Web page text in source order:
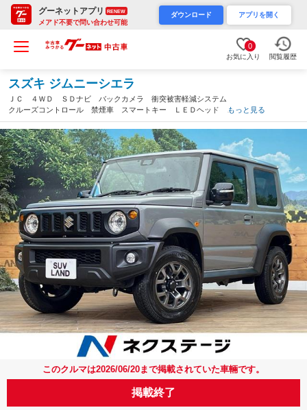
グーネットアプリ RENEW
メアド不要で問い合わせ可能
ダウンロード アプリを開く
0
お気に入り 閲覧履歴
スズキ ジムニーシエラ
ＪＣ ４ＷＤ ＳＤナビ バックカメラ 衝突被害軽減システム
クルーズコントロール 禁煙車 スマートキー ＬＥＤヘッド Ｅ
ＴＣ 純正１５インチアルミ 車線逸脱警報 オートライト デュ
アルエアコン（北海道）
もっと見る
このクルマは2026/06/20まで掲載されていた車輛です。
掲載終了